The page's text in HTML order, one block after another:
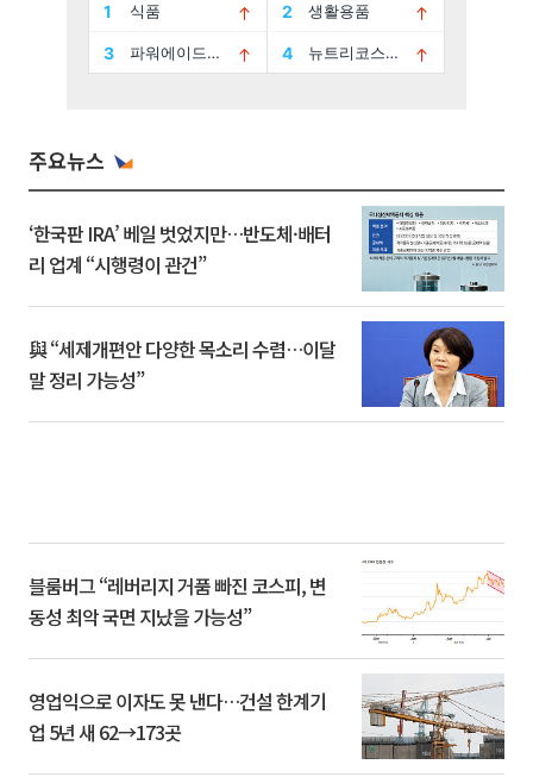
주요뉴스
‘한국판 IRA’ 베일 벗었지만…반도체·배터
리 업계 “시행령이 관건”
與 “세제개편안 다양한 목소리 수렴…이달
말 정리 가능성”
블룸버그 “레버리지 거품 빠진 코스피, 변
동성 최악 국면 지났을 가능성”
영업익으로 이자도 못 낸다…건설 한계기
업 5년 새 62→173곳